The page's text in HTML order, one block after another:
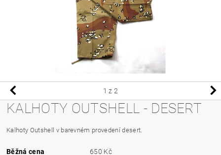
1 z 2
KALHOTY OUTSHELL - DESERT
Kalhoty Outshell v barevném provedení desert.
Běžná cena
650 Kč